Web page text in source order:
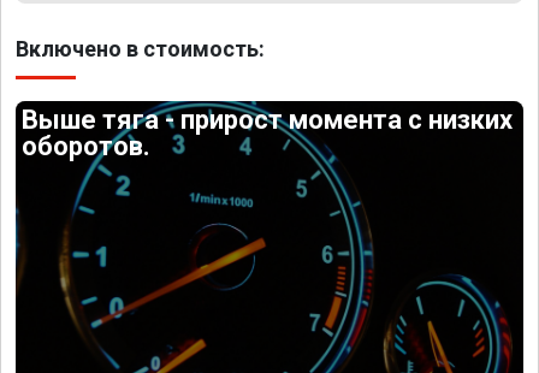
Включено в стоимость:
Выше тяга - прирост момента с низких
оборотов.